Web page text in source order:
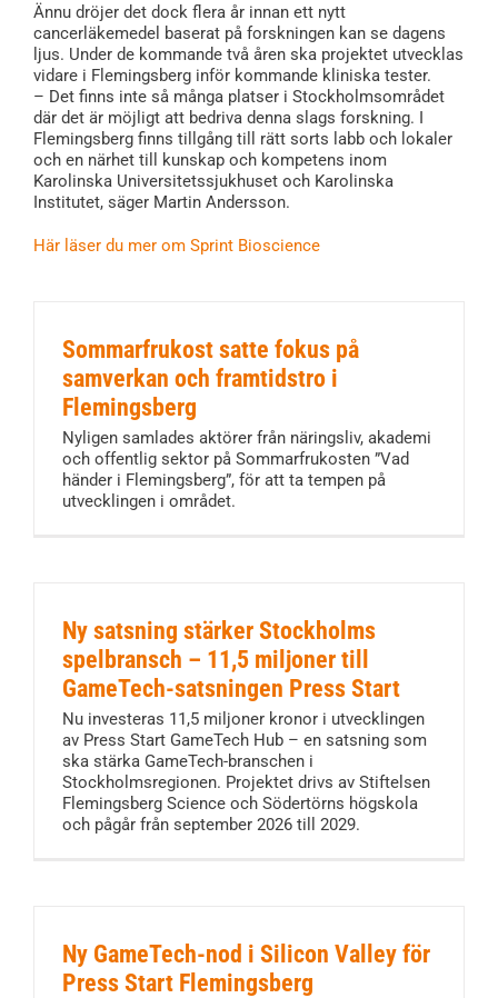
Ännu dröjer det dock flera år innan ett nytt
cancerläkemedel baserat på forskningen kan se dagens
ljus. Under de kommande två åren ska projektet utvecklas
vidare i Flemingsberg inför kommande kliniska tester.
– Det finns inte så många platser i Stockholmsområdet
där det är möjligt att bedriva denna slags forskning. I
Flemingsberg finns tillgång till rätt sorts labb och lokaler
och en närhet till kunskap och kompetens inom
Karolinska Universitetssjukhuset och Karolinska
Institutet, säger Martin Andersson.
Här läser du mer om Sprint Bioscience
Sommarfrukost satte fokus på
samverkan och framtidstro i
Flemingsberg
Nyligen samlades aktörer från näringsliv, akademi
och offentlig sektor på Sommarfrukosten ”Vad
händer i Flemingsberg”, för att ta tempen på
utvecklingen i området.
Ny satsning stärker Stockholms
spelbransch – 11,5 miljoner till
GameTech-satsningen Press Start
Nu investeras 11,5 miljoner kronor i utvecklingen
av Press Start GameTech Hub – en satsning som
ska stärka GameTech-branschen i
Stockholmsregionen. Projektet drivs av Stiftelsen
Flemingsberg Science och Södertörns högskola
och pågår från september 2026 till 2029.
Ny GameTech-nod i Silicon Valley för
Press Start Flemingsberg